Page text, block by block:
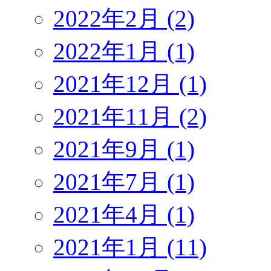
2022年2月 (2)
2022年1月 (1)
2021年12月 (1)
2021年11月 (2)
2021年9月 (1)
2021年7月 (1)
2021年4月 (1)
2021年1月 (11)